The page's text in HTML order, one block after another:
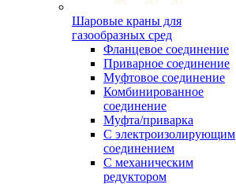
Шаровые краны для
газообразных сред
Фланцевое соединение
Приварное соединение
Муфтовое соединение
Комбинированное
соединение
Муфта/приварка
С электроизолирующим
соединением
С механическим
редуктором